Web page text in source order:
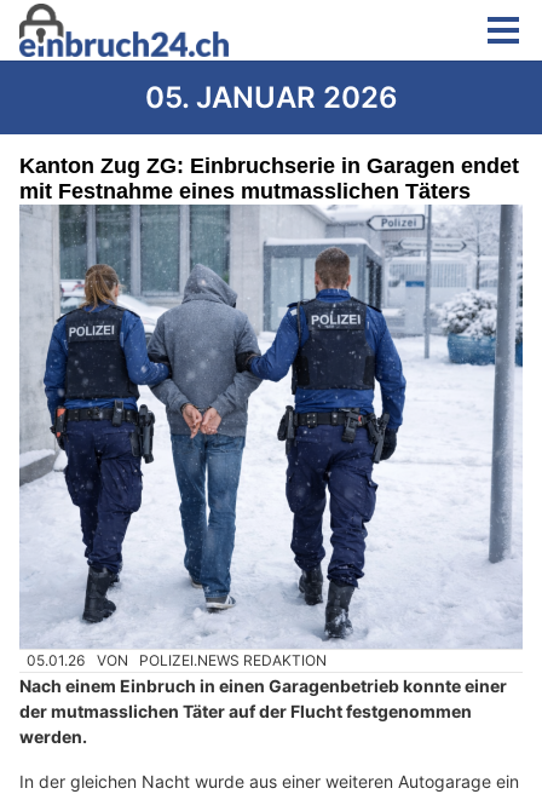
05. JANUAR 2026
Kanton Zug ZG: Einbruchserie in Garagen endet
mit Festnahme eines mutmasslichen Täters
05.01.26 VON POLIZEI.NEWS REDAKTION
Nach einem Einbruch in einen Garagenbetrieb konnte einer
der mutmasslichen Täter auf der Flucht festgenommen
werden.
In der gleichen Nacht wurde aus einer weiteren Autogarage ein